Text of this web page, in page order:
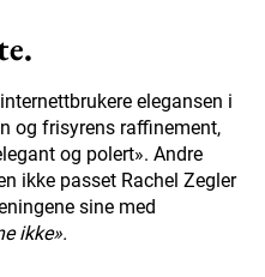
elegansen i
og frisyrens raffinement,
og polert». Andre
ikke passet Rachel Zegler
sine med
ikke».